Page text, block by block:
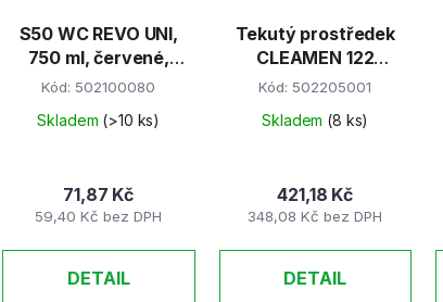
S50 WC REVO UNI,
750 ml, červené,
čisticí prostředek na
Kód: 502100080
Skladem (>10 ks)
59,40 Kč bez DPH
71,87 Kč
DETAIL
Tekutý prostředek
CLEAMEN 122
podlahy s leskem 5l
Kód: 502205001
Skladem (8 ks)
348,08 Kč bez DPH
421,18 Kč
DETAIL